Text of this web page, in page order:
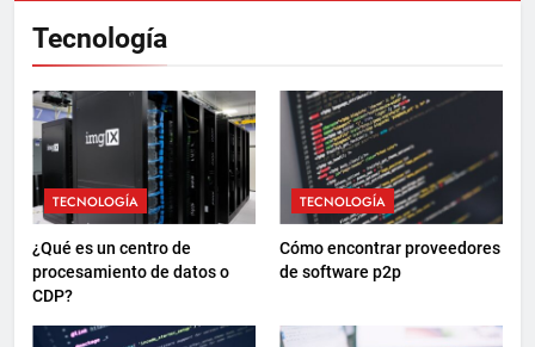
Tecnología
TECNOLOGÍA
¿Qué es un centro de
procesamiento de datos o
CDP?
TECNOLOGÍA
Cómo encontrar proveedores
de software p2p